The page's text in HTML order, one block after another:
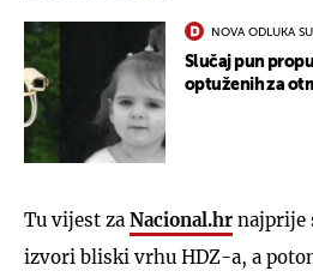
NOVA ODLUKA
Slučaj pun
optuženih za
Tu vijest za Nacional.hr najprije
izvori bliski vrhu HDZ-a, a